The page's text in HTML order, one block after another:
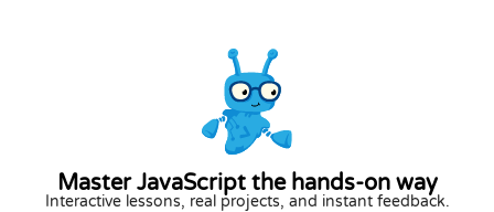
Master JavaScript the hands-on way
Interactive lessons, real projects, and instant feedback.